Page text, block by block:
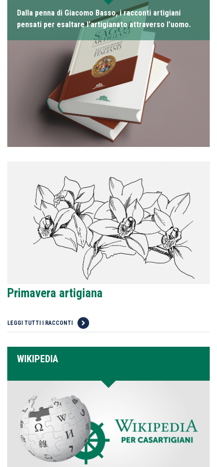
Dalla penna di Giacomo Basso, i racconti artigiani
pensati per esaltare l’artigianato attraverso l’uomo.
Primavera artigiana
LEGGI TUTTI I RACCONTI
WIKIPEDIA